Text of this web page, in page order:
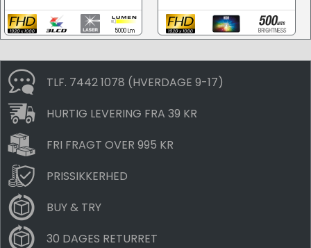
5000 Lm
TLF. 7442 1078 (HVERDAGE 9-17)
HURTIG LEVERING FRA 39 KR
FRI FRAGT OVER 995 KR
PRISSIKKERHED
BUY & TRY
30 DAGES RETURRET